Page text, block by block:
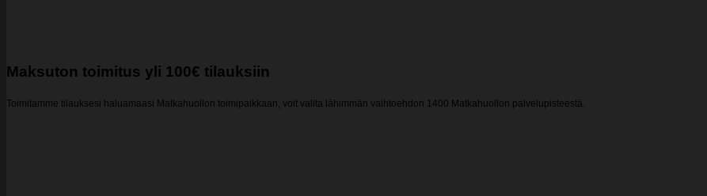
Maksuton toimitus yli 100€ tilauksiin
Toimitamme tilauksesi haluamaasi Matkahuollon toimipaikkaan, voit valita lähimmän vaihtoehdon 1400 Matkahuollon palvelupisteestä.